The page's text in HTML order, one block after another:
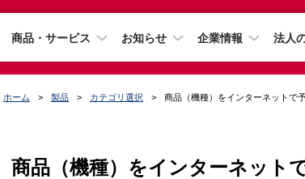
商品・サービス お知らせ 企業情報 法人
ホーム 製品 カテゴリ選択 商品（機種）をインターネットで
商品（機種）をインターネット